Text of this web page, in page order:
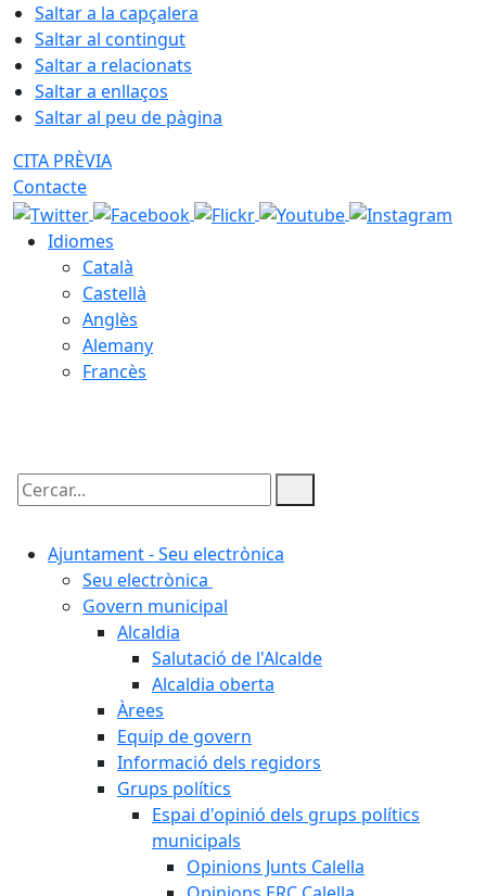
Saltar a la capçalera
Saltar al contingut
Saltar a relacionats
Saltar a enllaços
Saltar al peu de pàgina
CITA PRÈVIA
Contacte
Idiomes
Català
Castellà
Anglès
Alemany
Francès
Cercar:
Ajuntament - Seu electrònica
Seu electrònica
Govern municipal
Alcaldia
Salutació de l'Alcalde
Alcaldia oberta
Àrees
Equip de govern
Informació dels regidors
Grups polítics
Espai d'opinió dels grups polítics
municipals
Opinions Junts Calella